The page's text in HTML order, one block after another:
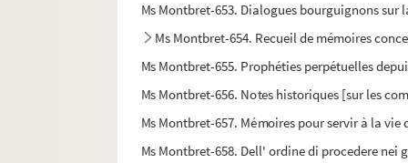
Ms Montbret-653. Dialogues bourguignons sur
Ms Montbret-654. Recueil de mémoires
Ms Montbret-655. Prophéties perpétuelles
Ms Montbret-656. Notes historiques [sur les
Ms Montbret-657. Mémoires pour servir à la
Ms Montbret-658. Dell' ordine di procedere